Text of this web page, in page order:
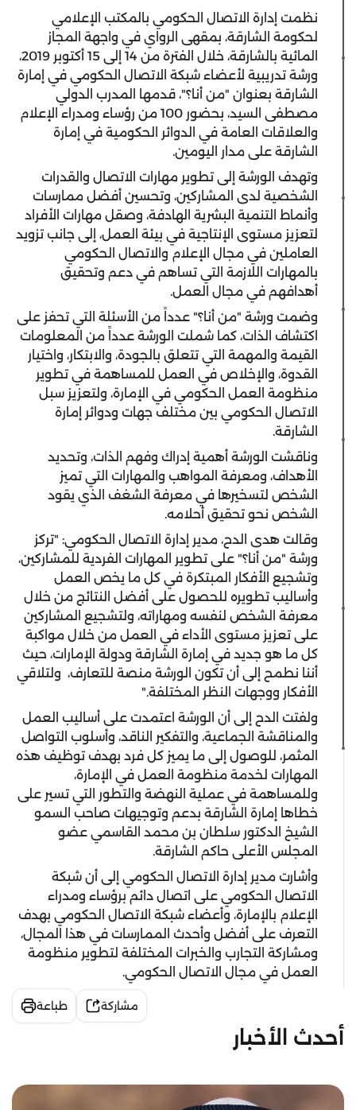
نظمت إدارة الاتصال الحكومي بالمكتب الإعلامي
لحكومة الشارقة، بمقهى الرواي في واجهة المجاز
المائية بالشارقة، خلال الفترة من 14 إلى 15 أكتوبر 2019،
ورشة تدريبية لأعضاء شبكة الاتصال الحكومي في إمارة
الشارقة بعنوان "من أنا؟"، قدمها المدرب الدولي
مصطفى السيد، بحضور 100 من رؤساء ومدراء الإعلام
والعلاقات العامة في الدوائر الحكومية في إمارة
الشارقة على مدار اليومين.
وتهدف الورشة إلى تطوير مهارات الاتصال والقدرات
الشخصية لدى المشاركين، وتحسين أفضل ممارسات
وأنماط التنمية البشرية الهادفة، وصقل مهارات الأفراد
لتعزيز مستوى الإنتاجية في بيئة العمل، إلى جانب تزويد
العاملين في مجال الإعلام والاتصال الحكومي
بالمهارات اللازمة التي تساهم في دعم وتحقيق
أهدافهم في مجال العمل.
وضمت ورشة "من أنا؟" عدداً من الأسئلة التي تحفز على
اكتشاف الذات، كما شملت الورشة عدداً من المعلومات
القيمة والمهمة التي تتعلق بالجودة، والابتكار، واختيار
القدوة، والإخلاص في العمل للمساهمة في تطوير
منظومة العمل الحكومي في الإمارة، ولتعزيز سبل
الاتصال الحكومي بين مختلف جهات ودوائر إمارة
الشارقة.
وناقشت الورشة أهمية إدراك وفهم الذات، وتحديد
الأهداف، ومعرفة المواهب والمهارات التي تميز
الشخص لتسخيرها في معرفة الشغف الذي يقود
الشخص نحو تحقيق أحلامه.
وقالت هدى الدح، مدير إدارة الاتصال الحكومي: "تركز
ورشة "من أنا؟" على تطوير المهارات الفردية للمشاركين،
وتشجيع الأفكار المبتكرة في كل ما يخص العمل
وأساليب تطويره للحصول على أفضل النتائج من خلال
معرفة الشخص لنفسه ومهاراته، ولتشجيع المشاركين
على تعزيز مستوى الأداء في العمل من خلال مواكبة
كل ما هو جديد في إمارة الشارقة ودولة الإمارات، حيث
أننا نطمح إلى أن تكون الورشة منصة للتعارف، ولتلاقي
الأفكار ووجهات النظر المختلفة."
ولفتت الدح إلى أن الورشة اعتمدت على أساليب العمل
والمناقشة الجماعية، والتفكير الناقد، وأسلوب التواصل
المثمر، للوصول إلى ما يميز كل فرد بهدف توظيف هذه
المهارات لخدمة منظومة العمل في الإمارة،
وللمساهمة في عملية النهضة والتطور التي تسير على
خطاها إمارة الشارقة بدعم وتوجيهات صاحب السمو
الشيخ الدكتور سلطان بن محمد القاسمي عضو
المجلس الأعلى حاكم الشارقة.
وأشارت مدير إدارة الاتصال الحكومي إلى أن شبكة
الاتصال الحكومي على اتصال دائم برؤساء ومدراء
الإعلام بالإمارة، وأعضاء شبكة الاتصال الحكومي بهدف
التعرف على أفضل وأحدث الممارسات في هذا المجال،
ومشاركة التجارب والخبرات المختلفة لتطوير منظومة
العمل في مجال الاتصال الحكومي.
مشاركة طباعة
أحدث الأخبار